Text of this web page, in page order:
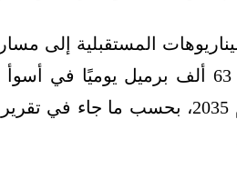
المستقبلية إلى